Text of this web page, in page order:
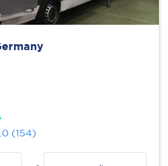
(154)